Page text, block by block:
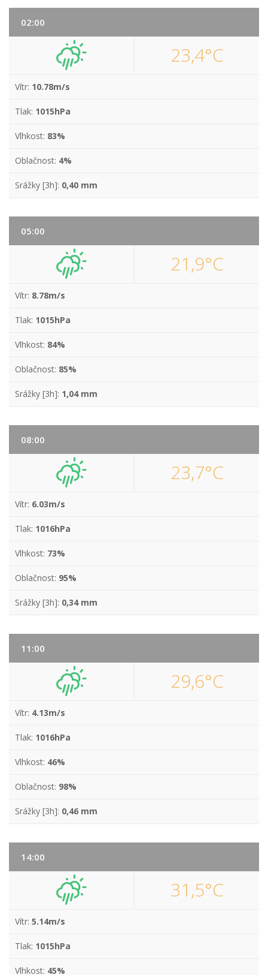
02:00
23,4°C
Vítr: 10.78m/s
Tlak: 1015hPa
Vlhkost: 83%
Oblačnost: 4%
Srážky [3h]: 0,40 mm
05:00
21,9°C
Vítr: 8.78m/s
Tlak: 1015hPa
Vlhkost: 84%
Oblačnost: 85%
Srážky [3h]: 1,04 mm
08:00
23,7°C
Vítr: 6.03m/s
Tlak: 1016hPa
Vlhkost: 73%
Oblačnost: 95%
Srážky [3h]: 0,34 mm
11:00
29,6°C
Vítr: 4.13m/s
Tlak: 1016hPa
Vlhkost: 46%
Oblačnost: 98%
Srážky [3h]: 0,46 mm
14:00
31,5°C
Vítr: 5.14m/s
Tlak: 1015hPa
Vlhkost: 45%